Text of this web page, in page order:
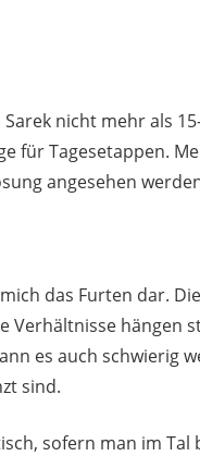
nicht mehr als
für Tagesetappen.
angesehen
das Furten dar.
Verhältnisse hängen
es auch schwierig
sind.
sofern man im